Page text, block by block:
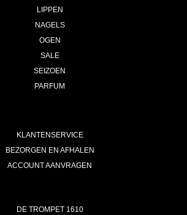
LIPPEN
NAGELS
OGEN
SALE
SEIZOEN
PARFUM
KLANTENSERVICE
BEZORGEN EN AFHALEN
ACCOUNT AANVRAGEN
DE TROMPET 1610